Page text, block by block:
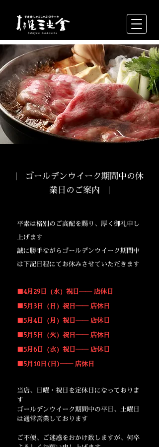
| ゴールデンウイーク期間中の休
業日のご案内 |
平素は格別のご高配を賜り、厚く御礼申し
上げます
誠に勝手ながらゴールデンウイーク期間中
は下記日程にてお休みさせていただきます
■4月29日（水）祝日── 店休日
■5月3日（日）祝日── 店休日
■5月4日（月）祝日── 店休日
■5月5日（火）祝日── 店休日
■5月6日（水）祝日── 店休日
■5月10日(日)── 店休日
当店、日曜・祝日を定休日になっておりま
す
ゴールデンウイーク期間中の平日、土曜日
は通常営業しております
ご不便、ご迷惑をおかけ致しますが、何卒